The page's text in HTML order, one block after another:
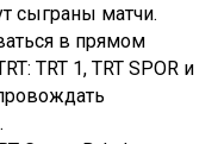
сыграны матчи.
в прямом
TRT 1, TRT SPOR и